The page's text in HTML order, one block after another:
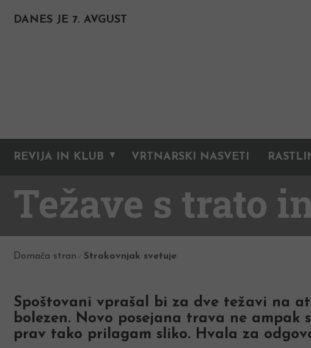
DANES JE 7. AVGUST
REVIJA IN KLUB VRTNARSKI NASVETI
Težave s trato
Domača stran Strokovnjak svetuje
Spoštovani vprašal bi za dve težavi na
bolezen. Novo posejana trava ne ampak
prav tako prilagam sliko. Hvala za